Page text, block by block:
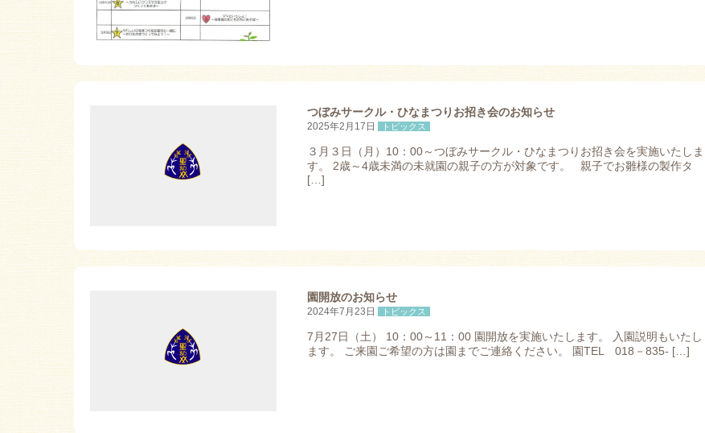
つぼみサークル・ひなまつりお招き会のお知らせ
2025年2月17日 トピックス
３月３日（月）10：00～つぼみサークル・ひなまつりお招き会を実施いたしま
す。 2歳～4歳未満の未就園の親子の方が対象です。 親子でお雛様の製作タ
[…]
園開放のお知らせ
2024年7月23日 トピックス
7月27日（土） 10：00～11：00 園開放を実施いたします。 入園説明もいたし
ます。 ご来園ご希望の方は園までご連絡ください。 園TEL 018－835- […]